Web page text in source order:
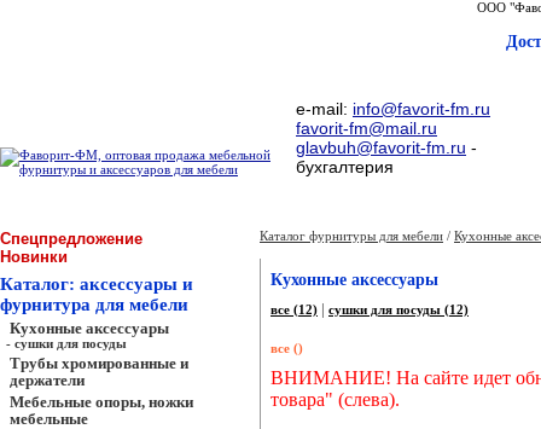
ООО
e-mail: info@favorit-fm.ru
favorit-fm@mail.ru
glavbuh@favorit-fm.ru -
бухгалтерия
Спецпредложение
Новинки
Каталог: аксессуары и
фурнитура для мебели
Кухонные аксессуары
- сушки для посуды
Трубы хромированные и
держатели
Мебельные опоры, ножки
мебельные
Каталог фурнитуры для мебели / Кухонные
Кухонные аксессуары
все (12) | сушки для посуды (12)
все ()
ВНИМАНИЕ! На сайте идет
товара" (слева).